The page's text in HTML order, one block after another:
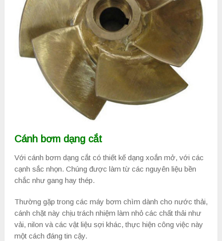
Cánh bơm dạng cắt
Với cánh bơm dạng cắt có thiết kế dạng xoắn mở, với các
cạnh sắc nhọn. Chúng được làm từ các nguyên liệu bền
chắc như gang hay thép.
Thường gặp trong các máy bơm chìm dành cho nước thải,
cánh chặt này chịu trách nhiệm làm nhỏ các chất thải như
vải, nilon và các vật liệu sợi khác, thực hiện công việc này
một cách đáng tin cậy.